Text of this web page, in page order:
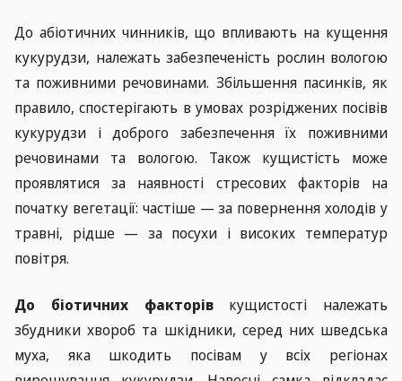
До абіотичних чинників, що впливають на кущення
кукурудзи, належать забезпеченість рослин вологою
та поживними речовинами. Збільшення пасинків, як
правило, спостерігають в умовах розріджених посівів
кукурудзи і доброго забезпечення їх поживними
речовинами та вологою. Також кущистість може
проявлятися за наявності стресових факторів на
початку вегетації: частіше — за повернення холодів у
травні, рідше — за посухи і високих температур
повітря.
До біотичних факторівкущистості належать
збудники хвороб та шкідники, серед них шведська
муха, яка шкодить посівам у всіх регіонах